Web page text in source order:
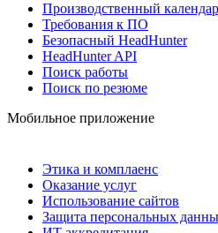
Производственный
Требования к ПО
Безопасный HeadHunter
HeadHunter API
Поиск работы
Поиск по резюме
Мобильное приложение
Этика и комплаенс
Оказание услуг
Использование сайтов
Защита персональных